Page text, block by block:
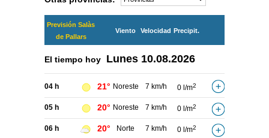
Previsión Salàs
de Pallars
Viento Velocidad Precipit.
El tiempo hoy Lunes 10.08.2026
04 h 21° Noreste 7 km/h 0 l/m2
05 h 20° Noreste 7 km/h 0 l/m2
06 h 20° Norte 7 km/h 0 l/m2